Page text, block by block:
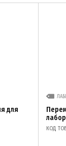
для
КОД